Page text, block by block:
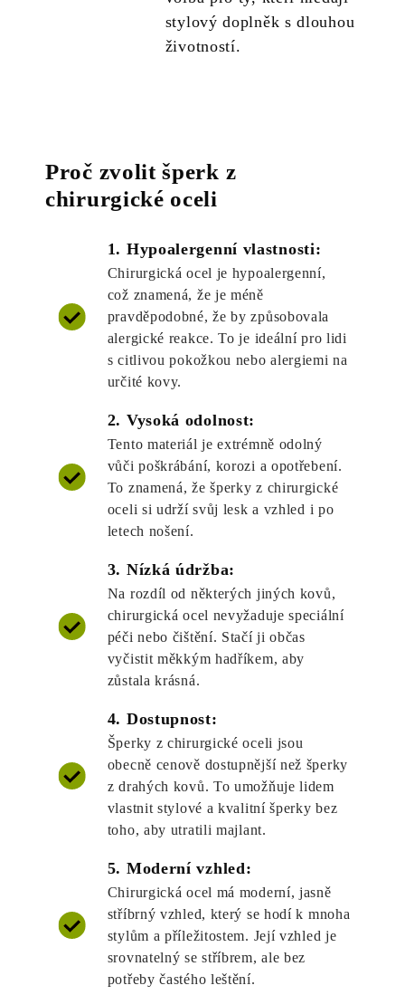
stylový doplněk s dlouhou
životností.
Proč zvolit šperk z
chirurgické oceli
1. Hypoalergenní vlastnosti:
Chirurgická ocel je hypoalergenní,
což znamená, že je méně
pravděpodobné, že by způsobovala
alergické reakce. To je ideální pro lidi
s citlivou pokožkou nebo alergiemi na
určité kovy.
2. Vysoká odolnost:
Tento materiál je extrémně odolný
vůči poškrábání, korozi a opotřebení.
To znamená, že šperky z chirurgické
oceli si udrží svůj lesk a vzhled i po
letech nošení.
3. Nízká údržba:
Na rozdíl od některých jiných kovů,
chirurgická ocel nevyžaduje speciální
péči nebo čištění. Stačí ji občas
vyčistit měkkým hadříkem, aby
zůstala krásná.
4. Dostupnost:
Šperky z chirurgické oceli jsou
obecně cenově dostupnější než šperky
z drahých kovů. To umožňuje lidem
vlastnit stylové a kvalitní šperky bez
toho, aby utratili majlant.
5. Moderní vzhled:
Chirurgická ocel má moderní, jasně
stříbrný vzhled, který se hodí k mnoha
stylům a příležitostem. Její vzhled je
srovnatelný se stříbrem, ale bez
potřeby častého leštění.